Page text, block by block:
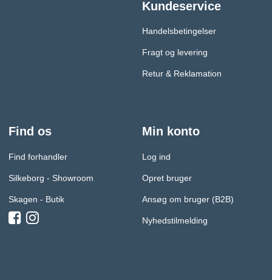
Kundeservice
Handelsbetingelser
Fragt og levering
Retur & Reklamation
Find os
Find forhandler
Silkeborg - Showroom
Skagen - Butik
Min konto
Log ind
Opret bruger
Ansøg om bruger (B2B)
Nyhedstilmelding